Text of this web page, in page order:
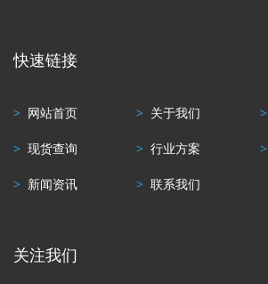
快速链接
> 网站首页 > 关于我们 >
> 现货查询 >行业方案 >
> 新闻资讯 >联系我们
关注我们